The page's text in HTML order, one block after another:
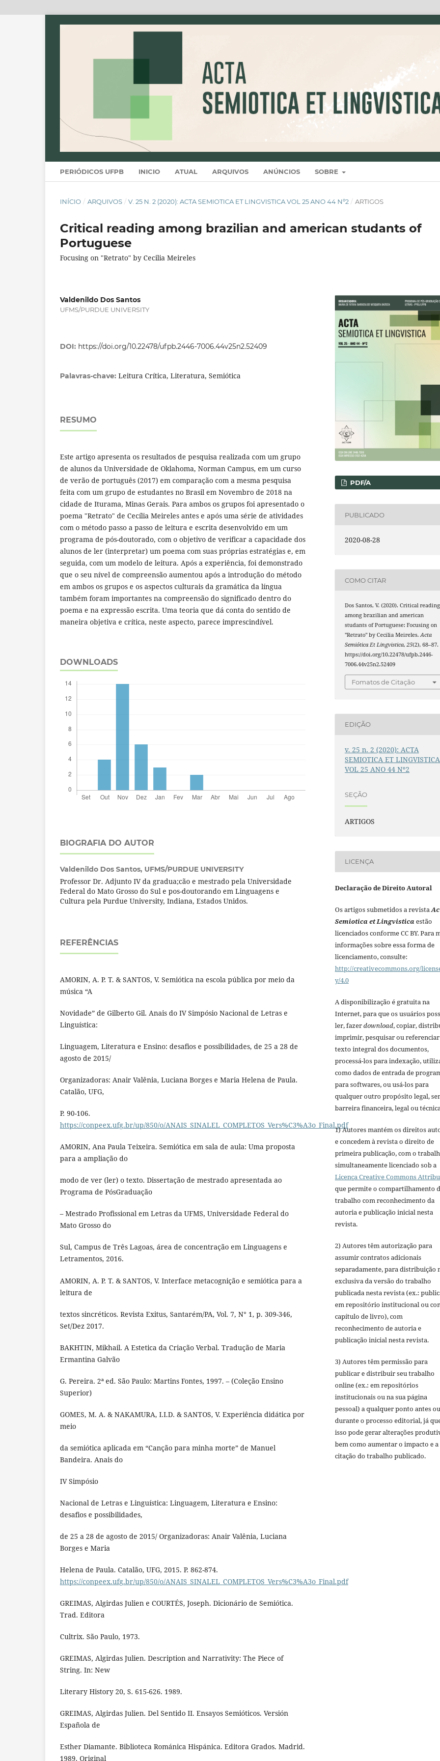
PERIÓDICOS UFPB INICIO ATUAL ARQUIVOS ANÚNCIOS SOBRE
INÍCIO / ARQUIVOS / V. 25 N. 2 (2020): ACTA SEMIOTICA ET LINGVISTICA VOL 25 ANO 44 Nº2 / ARTIGOS
Critical reading among brazilian and american studants of
Portuguese
Focusing on "Retrato" by Cecilia Meireles
Valdenildo Dos Santos
UFMS/PURDUE UNIVERSITY
DOI: https://doi.org/10.22478/ufpb.2446-7006.44v25n2.52409
Palavras-chave: Leitura Crítica, Literatura, Semiótica
RESUMO
Este artigo apresenta os resultados de pesquisa realizada com um grupo
de alunos da Universidade de Oklahoma, Norman Campus, em um curso
de verão de português (2017) em comparação com a mesma pesquisa
feita com um grupo de estudantes no Brasil em Novembro de 2018 na
cidade de Iturama, Minas Gerais. Para ambos os grupos foi apresentado o
poema "Retrato" de Cecília Meireles antes e após uma série de atividades
com o método passo a passo de leitura e escrita desenvolvido em um
programa de pós-doutorado, com o objetivo de verificar a capacidade dos
alunos de ler (interpretar) um poema com suas próprias estratégias e, em
seguida, com um modelo de leitura. Após a experiência, foi demonstrado
que o seu nível de compreensão aumentou após a introdução do método
em ambos os grupos e os aspectos culturais da gramática da língua
também foram importantes na compreensão do significado dentro do
poema e na expressão escrita. Uma teoria que dá conta do sentido de
maneira objetiva e crítica, neste aspecto, parece imprescindível.
DOWNLOADS
BIOGRAFIA DO AUTOR
Valdenildo Dos Santos, UFMS/PURDUE UNIVERSITY
Professor Dr. Adjunto IV da gradua;cão e mestrado pela Universidade
Federal do Mato Grosso do Sul e pos-doutorando em Linguagens e
Cultura pela Purdue University, Indiana, Estados Unidos.
REFERÊNCIAS
AMORIN, A. P. T. & SANTOS, V. Semiótica na escola pública por meio da
música “A
Novidade” de Gilberto Gil. Anais do IV Simpósio Nacional de Letras e
Linguística:
Linguagem, Literatura e Ensino: desafios e possibilidades, de 25 a 28 de
agosto de 2015/
Organizadoras: Anair Valênia, Luciana Borges e Maria Helena de Paula.
Catalão, UFG,
P. 90-106.
https://conpeex.ufg.br/up/850/o/ANAIS_SINALEL_COMPLETOS_Vers%C3%A3o_Final.pdf
AMORIN, Ana Paula Teixeira. Semiótica em sala de aula: Uma proposta
para a ampliação do
modo de ver (ler) o texto. Dissertação de mestrado apresentada ao
Programa de PósGraduação
– Mestrado Profissional em Letras da UFMS, Universidade Federal do
Mato Grosso do
Sul, Campus de Três Lagoas, área de concentração em Linguagens e
Letramentos, 2016.
AMORIN, A. P. T. & SANTOS, V. Interface metacognição e semiótica para a
leitura de
textos sincréticos. Revista Exitus, Santarém/PA, Vol. 7, N° 1, p. 309-346,
Set/Dez 2017.
BAKHTIN, Mikhail. A Estetica da Criação Verbal. Tradução de Maria
Ermantina Galvão
G. Pereira. 2ª ed. São Paulo: Martins Fontes, 1997. – (Coleção Ensino
Superior)
GOMES, M. A. & NAKAMURA, I.I.D. & SANTOS, V. Experiência didática por
meio
da semiótica aplicada em “Canção para minha morte” de Manuel
Bandeira. Anais do
IV Simpósio
Nacional de Letras e Linguística: Linguagem, Literatura e Ensino:
desafios e possibilidades,
de 25 a 28 de agosto de 2015/ Organizadoras: Anair Valênia, Luciana
Borges e Maria
Helena de Paula. Catalão, UFG, 2015. P. 862-874.
https://conpeex.ufg.br/up/850/o/ANAIS_SINALEL_COMPLETOS_Vers%C3%A3o_Final.pdf
GREIMAS, Algirdas Julien e COURTÉS, Joseph. Dicionário de Semiótica.
Trad. Editora
Cultrix. São Paulo, 1973.
GREIMAS, Algirdas Julien. Description and Narrativity: The Piece of
String. In: New
Literary History 20, S. 615-626. 1989.
GREIMAS, Algirdas Julien. Del Sentido II. Ensayos Semióticos. Versión
Española de
Esther Diamante. Biblioteca Románica Hispánica. Editora Grados. Madrid.
1989. Original
PDF/A
PUBLICADO
2020-08-28
COMO CITAR
Dos Santos, V. (2020). Critical reading
among brazilian and american
studants of Portuguese: Focusing on
"Retrato" by Cecilia Meireles.Acta
Semiótica Et Lingvistica,25(2), 68–87.
https://doi.org/10.22478/ufpb.2446-
7006.44v25n2.52409
Fomatos de Citação
EDIÇÃO
v. 25 n. 2 (2020): ACTA
SEMIOTICA ET LINGVISTICA
VOL 25 ANO 44 Nº2
SEÇÃO
ARTIGOS
LICENÇA
Declaração de Direito Autoral
Os artigos submetidos a revista
Semiotica et Lingvistica estão
licenciados conforme CC BY. Para
informações sobre essa forma de
licenciamento, consulte:
http://creativecommons.org/
y/4.0
A disponibilização é gratuita na
Internet, para que os usuários
ler, fazerdownload, copiar,
imprimir, pesquisar ou
texto integral dos documentos,
processá-los para indexação,
como dados de entrada de
para softwares, ou usá-los para
qualquer outro propósito legal,
barreira financeira, legal ou
1) Autores mantém os direitos
e concedem à revista o direito de
primeira publicação, com o
simultaneamente licenciado sob a
Licença Creative Commons
que permite o compartilhamento
trabalho com reconhecimento da
autoria e publicação inicial nesta
revista.
2) Autores têm autorização para
assumir contratos adicionais
separadamente, para distribuição
exclusiva da versão do trabalho
publicada nesta revista (ex.:
em repositório institucional ou
capítulo de livro), com
reconhecimento de autoria e
publicação inicial nesta revista.
3) Autores têm permissão para
publicar e distribuir seu trabalho
online (ex.: em repositórios
institucionais ou na sua página
pessoal) a qualquer ponto antes ou
durante o processo editorial, já
isso pode gerar alterações
bem como aumentar o impacto e a
citação do trabalho publicado.